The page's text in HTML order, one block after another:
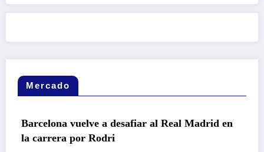
Mercado
a desafiar al Real Madrid en
Rodri